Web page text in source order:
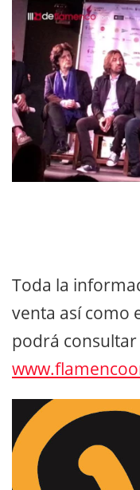
Toda la
venta así como
podrá consultar